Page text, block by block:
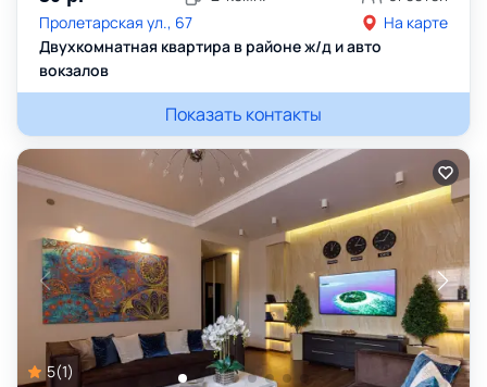
Пролетарская ул., 67
На карте
Двухкомнатная квартира в районе ж/д и авто
вокзалов
Показать контакты
5(1)